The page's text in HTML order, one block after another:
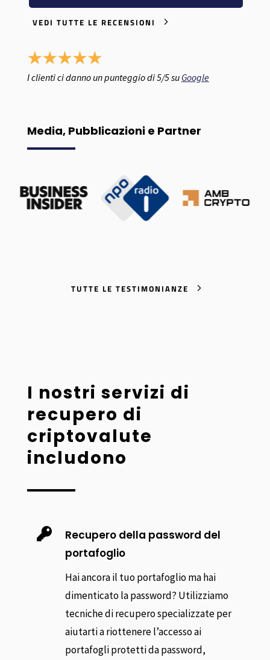
VEDI TUTTE LE RECENSIONI
I clienti ci danno un punteggio di 5/5 su Google
Media, Pubblicazioni e Partner
TUTTE LE TESTIMONIANZE
I nostri servizi di
recupero di
criptovalute
includono

Recupero della password del
portafoglio
Hai ancora il tuo portafoglio ma hai
dimenticato la password? Utilizziamo
tecniche di recupero specializzate per
aiutarti a riottenere l’accesso ai
portafogli protetti da password,